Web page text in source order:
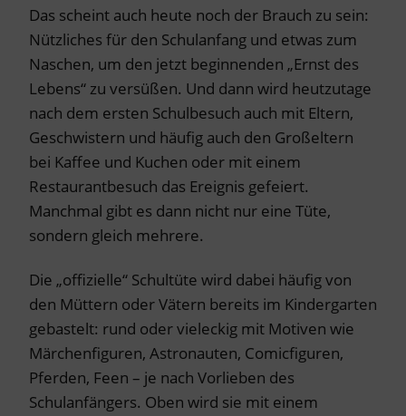
Das scheint auch heute noch der Brauch zu sein:
Nützliches für den Schulanfang und etwas zum
Naschen, um den jetzt beginnenden „Ernst des
Lebens“ zu versüßen. Und dann wird heutzutage
nach dem ersten Schulbesuch auch mit Eltern,
Geschwistern und häufig auch den Großeltern
bei Kaffee und Kuchen oder mit einem
Restaurantbesuch das Ereignis gefeiert.
Manchmal gibt es dann nicht nur eine Tüte,
sondern gleich mehrere.
Die „offizielle“ Schultüte wird dabei häufig von
den Müttern oder Vätern bereits im Kindergarten
gebastelt: rund oder vieleckig mit Motiven wie
Märchenfiguren, Astronauten, Comicfiguren,
Pferden, Feen – je nach Vorlieben des
Schulanfängers. Oben wird sie mit einem